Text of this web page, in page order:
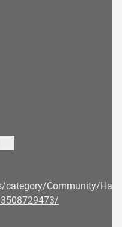
category/Community/